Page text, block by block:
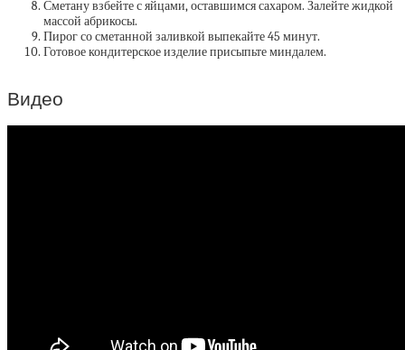
Сметану взбейте с яйцами, оставшимся сахаром. Залейте жидкой
массой абрикосы.
Пирог со сметанной заливкой выпекайте 45 минут.
Готовое кондитерское изделие присыпьте миндалем.
Видео